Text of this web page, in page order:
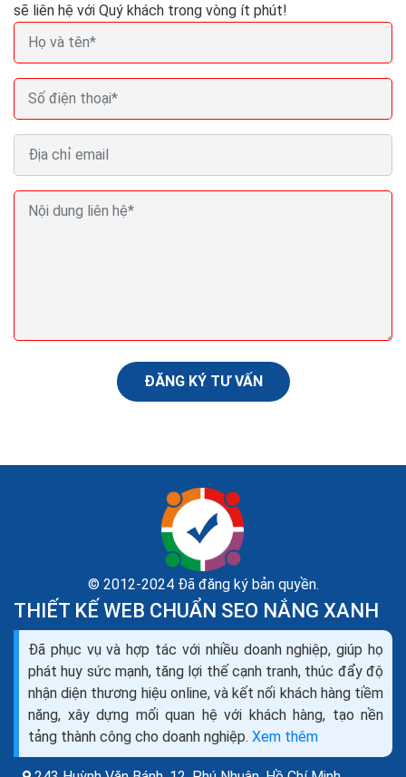
triệu USD
Tỷ lệ mở email cũng tương đối cao, khoảng 50% so với
con số 12-20% ngày nay. Gary cho biết 40/400 người
nhận được email đã đến dự buổi giới thiệu sản...
sẽ liên hệ với Quý khách trong vòng ít phút!
ĐĂNG KÝ TƯ VẤN
© 2012-2024 Đã đăng ký bản quyền.
THIẾT KẾ WEB CHUẨN SEO NẮNG XANH
Đã phục vụ và hợp tác với nhiều doanh nghiệp, giúp họ
phát huy sức mạnh, tăng lợi thế cạnh tranh, thúc đẩy độ
nhận diện thương hiệu online, và kết nối khách hàng tiềm
năng, xây dựng mối quan hệ với khách hàng, tạo nền
tảng thành công cho doanh nghiệp. Xem thêm